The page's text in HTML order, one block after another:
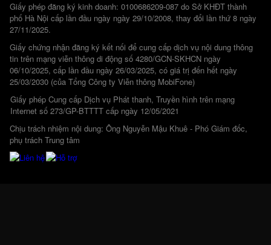
Giấy phép đăng ký kinh doanh: 0100686209-087 do Sở KHĐT thành
phố Hà Nội cấp lần đầu ngày ngày 29/10/2008, thay đổi lần thứ 8 ngày
27/11/2025.
Giấy chứng nhận đăng ký kết nối để cung cấp dịch vụ nội dung thông
tin trên mạng viễn thông di động số 4280/GCN-SKHCN ngày
06/10/2025, cấp lần đầu ngày 26/03/2025, có giá trị đến hết ngày
25/03/2030 (của Tổng Công ty Viễn thông MobiFone)
Giấy phép Cung cấp Dịch vụ Phát thanh, Truyền hình trên mạng
Internet số 273/GP-BTTTT cấp ngày 12/05/2021
Chịu trách nhiệm nội dung: Ông Nguyễn Mậu Khuê - Phó Giám đốc,
phụ trách Trung tâm